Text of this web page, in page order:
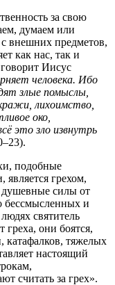
за свою
думаем или
внешних предметов,
как нас, так и
Иисус
человека. Ибо
злые помыслы,
лихоимство,
око,
это зло извнутрь
подобные
является грехом,
душевные силы от
бессмысленных и
святитель
греха, они боятся,
катафалков, тяжелых
настоящий
считать за грех».